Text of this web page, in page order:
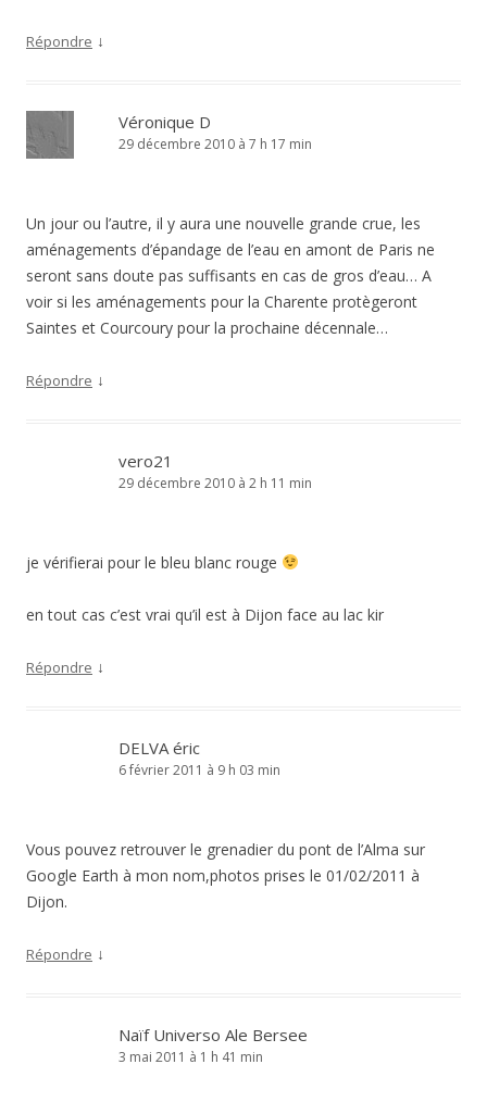
Répondre ↓
Véronique D
29 décembre 2010 à 7 h 17 min
Un jour ou l’autre, il y aura une nouvelle grande crue, les
aménagements d’épandage de l’eau en amont de Paris ne
seront sans doute pas suffisants en cas de gros d’eau… A
voir si les aménagements pour la Charente protègeront
Saintes et Courcoury pour la prochaine décennale…
Répondre ↓
vero21
29 décembre 2010 à 2 h 11 min
je vérifierai pour le bleu blanc rouge
en tout cas c’est vrai qu’il est à Dijon face au lac kir
Répondre ↓
DELVA éric
6 février 2011 à 9 h 03 min
Vous pouvez retrouver le grenadier du pont de l’Alma sur
Google Earth à mon nom,photos prises le 01/02/2011 à
Dijon.
Répondre ↓
Naïf Universo Ale Bersee
3 mai 2011 à 1 h 41 min